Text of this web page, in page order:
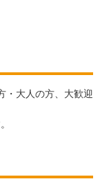
・大人の方、大歓迎